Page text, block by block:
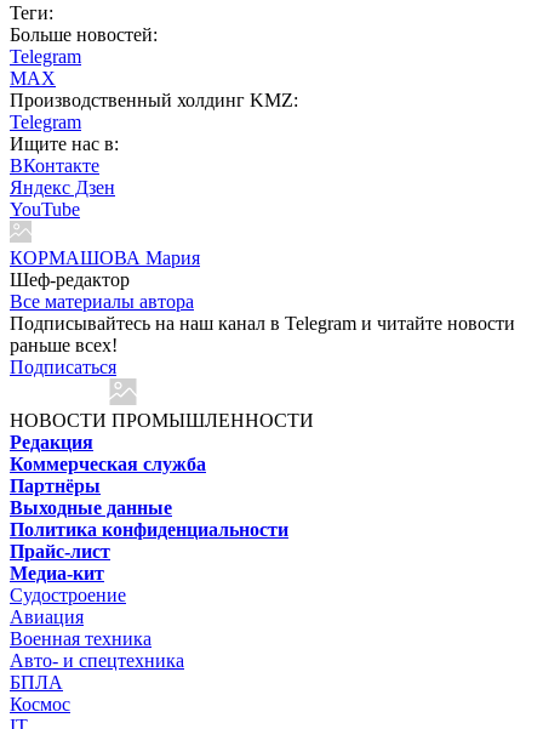
Теги:
Больше новостей:
Telegram
MAX
Производственный холдинг KMZ:
Telegram
Ищите нас в:
ВКонтакте
Яндекс Дзен
YouTube
КОРМАШОВА Мария
Шеф-редактор
Все материалы автора
Подписывайтесь на наш канал в Telegram и читайте новости
раньше всех!
Подписаться
НОВОСТИ ПРОМЫШЛЕННОСТИ
Редакция
Коммерческая служба
Партнёры
Выходные данные
Политика конфиденциальности
Прайс-лист
Медиа-кит
Судостроение
Авиация
Военная техника
Авто- и спецтехника
БПЛА
Космос